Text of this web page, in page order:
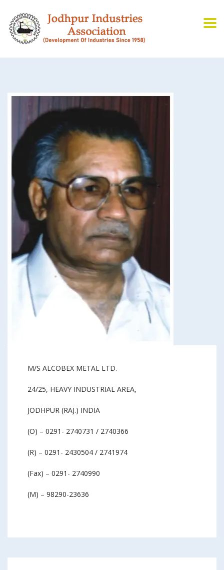
M/S ALCOBEX METAL LTD.
24/25, HEAVY INDUSTRIAL AREA,
JODHPUR (RAJ.) INDIA
(O) – 0291- 2740731 / 2740366
(R) – 0291- 2430504 / 2741974
(Fax) – 0291- 2740990
(M) – 98290-23636